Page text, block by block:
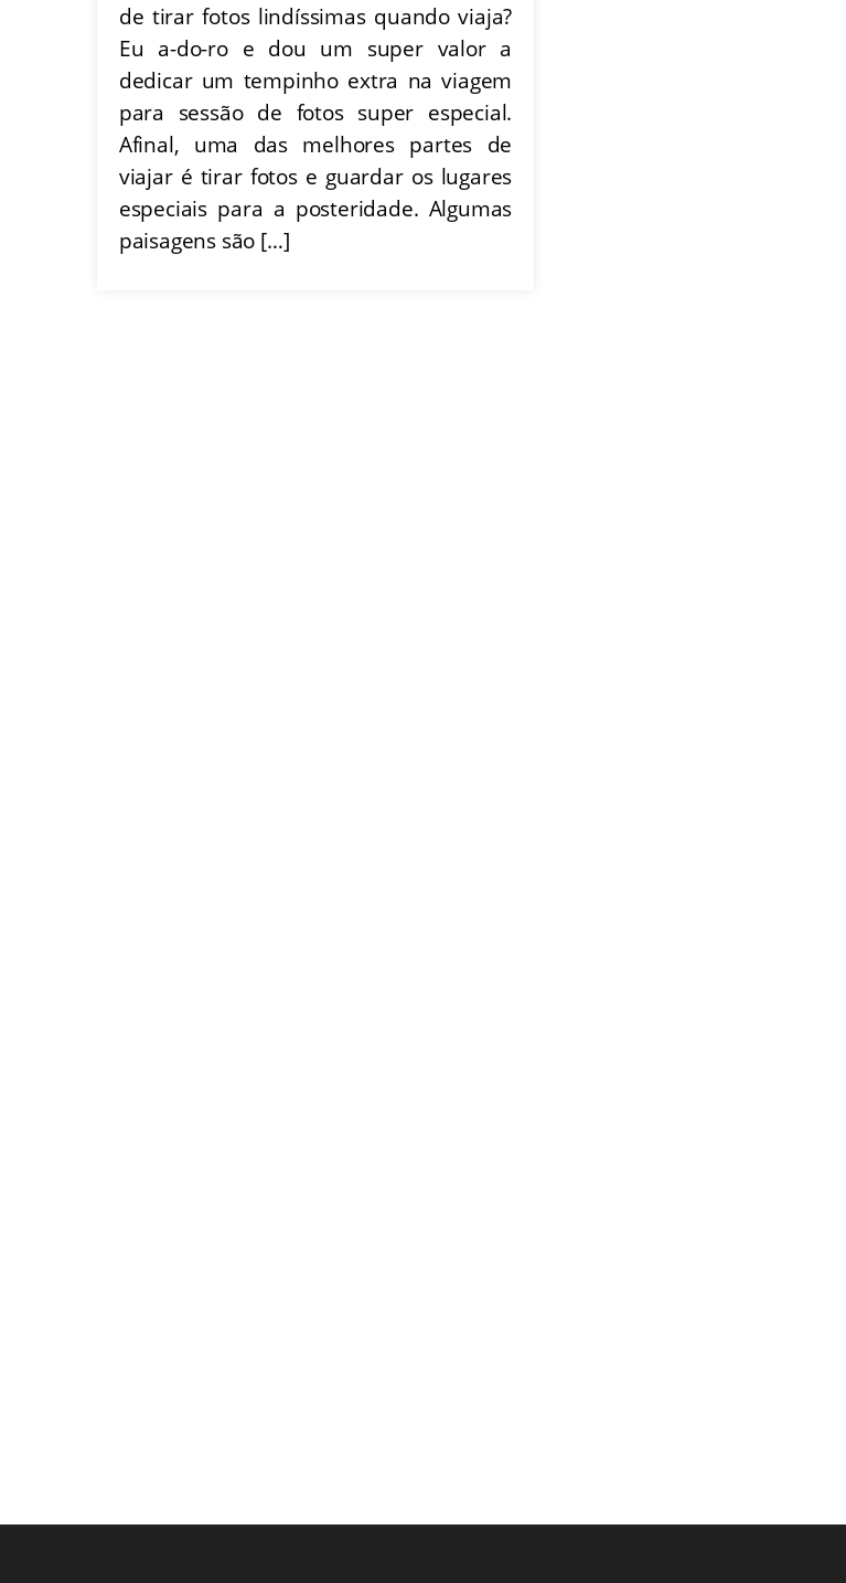
de tirar fotos lindíssimas quando viaja?
Eu a-do-ro e dou um super valor a
dedicar um tempinho extra na viagem
para sessão de fotos super especial.
Afinal, uma das melhores partes de
viajar é tirar fotos e guardar os lugares
especiais para a posteridade. Algumas
paisagens são […]